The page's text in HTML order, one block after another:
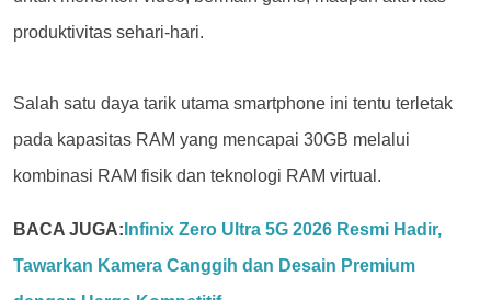
produktivitas sehari-hari.
Salah satu daya tarik utama smartphone ini tentu terletak
pada kapasitas RAM yang mencapai 30GB melalui
kombinasi RAM fisik dan teknologi RAM virtual.
BACA JUGA: Infinix Zero Ultra 5G 2026 Resmi Hadir,
Tawarkan Kamera Canggih dan Desain Premium